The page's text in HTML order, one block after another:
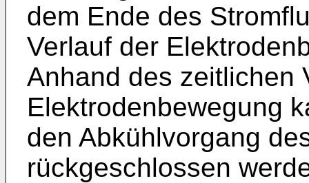
dem Ende des
Verlauf der
Anhand des zeitlichen
Elektrodenbewegung
den Abkühlvorgang
rückgeschlossen